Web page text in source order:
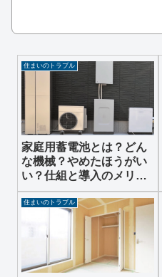
住まいのトラブル
家庭用蓄電池とは？どん
な機械？やめたほうがい
い？仕組と導入のメリッ
ト・デメリットを解説
住まいのトラブル